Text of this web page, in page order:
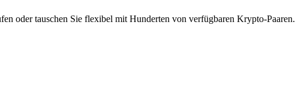
oder tauschen Sie flexibel mit Hunderten von verfügbaren Krypto-Paaren.